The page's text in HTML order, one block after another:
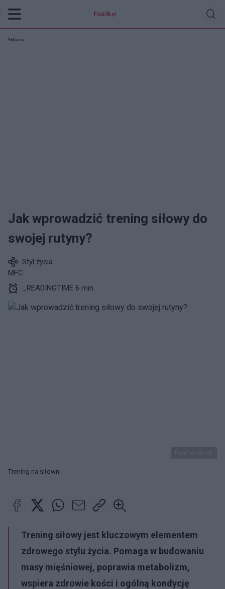
Fozik .pl
Reklama:
Jak wprowadzić trening siłowy do
swojej rutyny?
Styl życia
MFC
_READINGTIME 6 min.
Trening na siłowni
Trening siłowy jest kluczowym elementem
zdrowego stylu życia. Pomaga w budowaniu
masy mięśniowej, poprawia metabolizm,
wspiera zdrowie kości i ogólną kondycję